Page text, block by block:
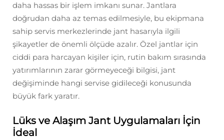
daha hassas bir işlem imkanı sunar. Jantlara
doğrudan daha az temas edilmesiyle, bu ekipmana
sahip servis merkezlerinde jant hasarıyla ilgili
şikayetler de önemli ölçüde azalır. Özel jantlar için
ciddi para harcayan kişiler için, rutin bakım sırasında
yatırımlarının zarar görmeyeceği bilgisi, jant
değişiminde hangi servise gidileceği konusunda
büyük fark yaratır.
Lüks ve Alaşım Jant Uygulamaları İçin
İdeal